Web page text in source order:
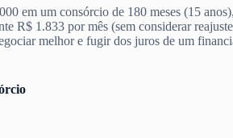
em um consórcio de 180 meses (15
R$ 1.833 por mês (sem considerar
melhor e fugir dos juros de um